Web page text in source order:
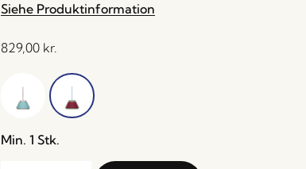
Siehe Produktinformation
829,00 kr.
Min. 1 Stk.